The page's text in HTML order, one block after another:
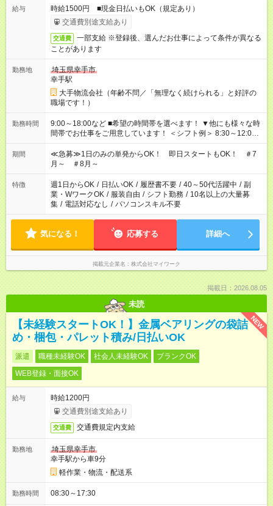
給与
時給1500円 ■現金日払いもOK（規定あり）
交通費別途支給あり
交通費
一部支給 ※登録後、選んだお仕事によって条件が異なる
ことがあります
勤務地
埼玉県幸手市
幸手駅
大手物流会社（年齢不問／「無理なく続けられる」と好評の
職場です！）
勤務時間
9:00～18:00など ■希望の時間帯を選べます！ ▼他にも様々な時
間帯でお仕事をご用意しています！ ＜シフト例＞ 8:30～12:00
17:00～22:00 13:00～22:00 22:00～翌6:00 など
期間
≪急募≫1日のみの単発からOK！ 即日スタートもOK！ ＃7
月～ ＃8月～
特徴 週1日からOK / 日払いOK / 履歴書不要 / 40～50代活躍中 / 副
業・WワークOK / 服装自由 / シフト勤務 / 10名以上の大量募
集 / 電話対応なし / パソコンスキル不要
気になる！ 応募する 詳細へ
掲載元企業名 株式会社マイワーク
掲載日：2026.08.05
未読
NEW
【未経験スタートOK！】金属ベアリングの袋詰
め・梱包・パレット積み/日払いOK
派遣 職種未経験OK 社会人未経験OK
ブランクOK
WEB登録・面接OK
給与
時給1200円
交通費別途支給あり
交通費 交通費規定内支給
勤務地
埼玉県幸手市
幸手駅から車9分
軽作業・物流・配送系
勤務時間 08:30～17:30